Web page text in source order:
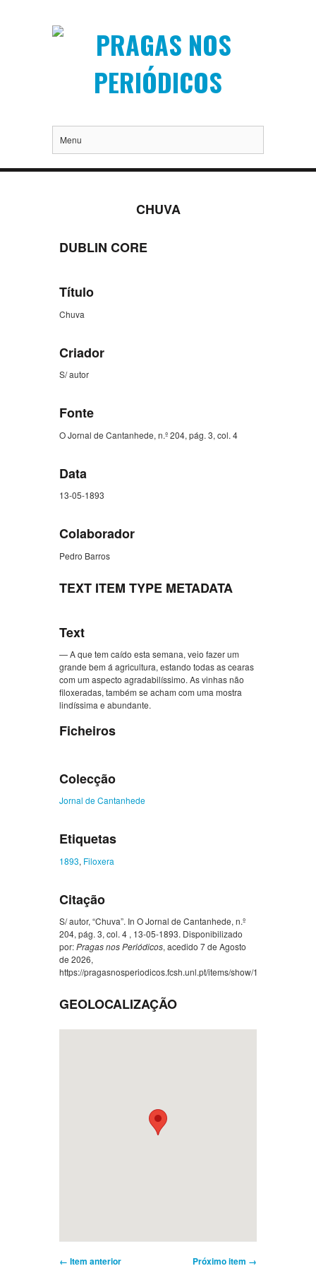
Menu
CHUVA
DUBLIN CORE
Título
Chuva
Criador
S/ autor
Fonte
O Jornal de Cantanhede, n.º 204, pág. 3, col. 4
Data
13-05-1893
Colaborador
Pedro Barros
TEXT ITEM TYPE METADATA
Text
— A que tem caído esta semana, veio fazer um
grande bem á agricultura, estando todas as cearas
com um aspecto agradabilíssimo. As vinhas não
filoxeradas, também se acham com uma mostra
lindíssima e abundante.
Ficheiros
Colecção
Jornal de Cantanhede
Etiquetas
1893, Filoxera
Citação
S/ autor, “Chuva”. In O Jornal de Cantanhede, n.º
204, pág. 3, col. 4 , 13-05-1893. Disponibilizado
por:Pragas nos Periódicos, acedido 7 de Agosto
de 2026,
https://pragasnosperiodicos.fcsh.unl.pt/items/show/1063
GEOLOCALIZAÇÃO
← Item anterior Próximo item →